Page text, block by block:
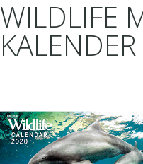
WILDLIFE
KALENDER